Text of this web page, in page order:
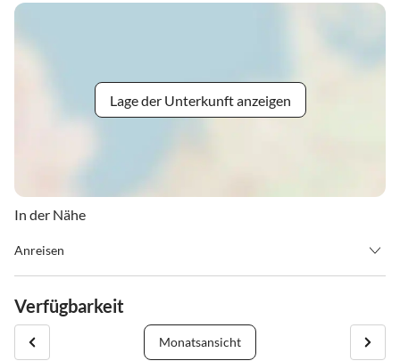
Lage der Unterkunft anzeigen
In der Nähe
Anreisen
Bitte beachten Sie, dass die Anreise bei Buchung der Appartements
ab 15.00 Uhr möglich ist.
Verfügbarkeit
Monatsansicht